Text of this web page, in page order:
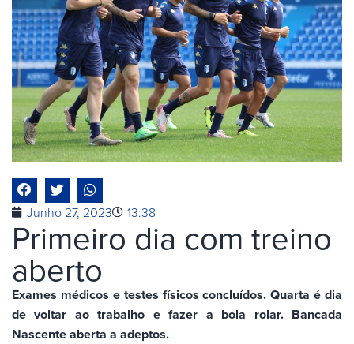
Junho 27, 2023 13:38
Primeiro dia com treino
aberto
Exames médicos e testes físicos concluídos. Quarta é dia
de voltar ao trabalho e fazer a bola rolar. Bancada
Nascente aberta a adeptos.